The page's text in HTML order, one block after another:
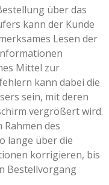
über das
kann der Kunde
Lesen der
Mittel zur
kann dabei die
sein, mit deren
vergrößert wird.
Rahmen des
lange über die
korrigieren, bis
Bestellvorgang